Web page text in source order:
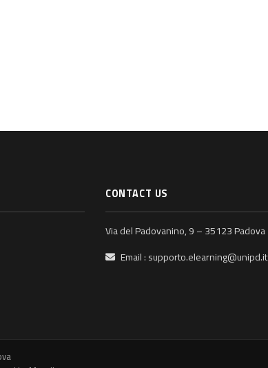
CONTACT US
Via del Padovanino, 9 – 35123 Padova
Email : supporto.elearning@unipd.it